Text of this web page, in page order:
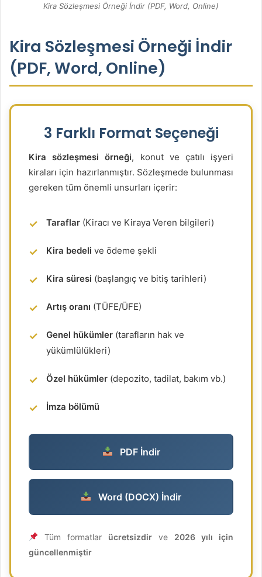
Kira Sözleşmesi Örneği İndir (PDF, Word, Online)
Kira Sözleşmesi Örneği İndir
(PDF, Word, Online)
3 Farklı Format Seçeneği
Kira sözleşmesi örneği, konut ve çatılı işyeri
kiraları için hazırlanmıştır. Sözleşmede bulunması
gereken tüm önemli unsurları içerir:
Taraflar (Kiracı ve Kiraya Veren bilgileri)
Kira bedeli ve ödeme şekli
Kira süresi (başlangıç ve bitiş tarihleri)
Artış oranı (TÜFE/ÜFE)
Genel hükümler (tarafların hak ve
yükümlülükleri)
Özel hükümler (depozito, tadilat, bakım vb.)
İmza bölümü
PDF İndir
Word (DOCX) İndir
Tüm formatlar ücretsizdirve 2026 yılı için
güncellenmiştir